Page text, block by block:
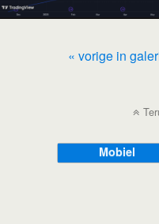
« vorige in
Mobiel